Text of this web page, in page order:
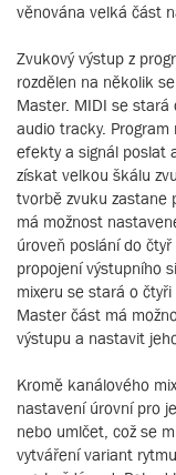
věnována velká část
Zvukový výstup z
rozdělen na několik
Master. MIDI se stará
audio tracky.
efekty a signál poslat
získat velkou škálu
tvorbě zvuku zastane
má možnost
úroveň poslání do
propojení výstupního
mixeru se stará o
Master část má
výstupu a nastavit
Kromě kanálového
nastavení úrovní pro
nebo umlčet, což se
vytváření variant